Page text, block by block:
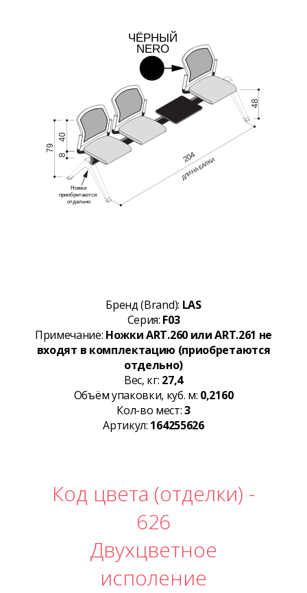
Бренд (Brand): LAS
Серия: F03
Примечание: Ножки ART.260 или ART.261 не
входят в комплектацию (приобретаются
отдельно)
Вес, кг: 27,4
Объём упаковки, куб. м: 0,2160
Кол-во мест:3
Артикул: 164255626
Код цвета (отделки) -
626
Двухцветное
исполение